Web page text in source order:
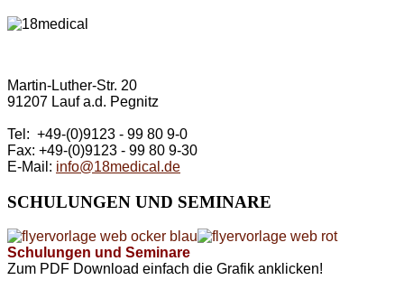
Martin-Luther-Str. 20
91207 Lauf a.d. Pegnitz
Tel: +49-(0)9123 - 99 80 9-0
Fax: +49-(0)9123 - 99 80 9-30
E-Mail: info@18medical.de
SCHULUNGEN UND SEMINARE
Schulungen und Seminare
Zum PDF Download einfach die Grafik anklicken!